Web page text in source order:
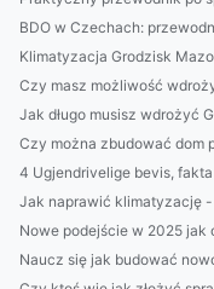
BDO w Czechach:
Klimatyzacja Grodzisk
Czy masz możliwość
Jak długo musisz wdrożyć
Czy można zbudować dom
4 Ugjendrivelige bevis,
Jak naprawić klimatyzację
Nowe podejście w 2025 jak
Naucz się jak budować